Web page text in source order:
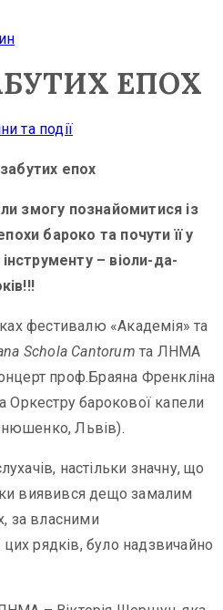
ЕПОХ
та події
епох
змогу познайомитися із
бароко та почути її у
– віоли-да-
фестивалю «Академія» та
Schola Cantorum та ЛНМА
проф.Браяна Френкліна
Оркестру барокової капели
Львів).
настільки значну, що
виявився дещо замалим
за власними
рядків, було надзвичайно